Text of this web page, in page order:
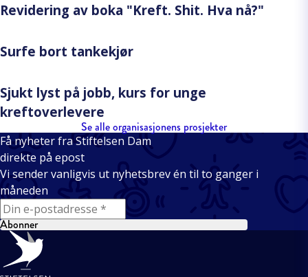
Revidering av boka "Kreft. Shit. Hva nå?"
Surfe bort tankekjør
Sjukt lyst på jobb, kurs for unge
kreftoverlevere
Se alle organisasjonens prosjekter
Få nyheter fra Stiftelsen Dam
direkte på epost
Vi sender vanligvis ut nyhetsbrev én til to ganger i
måneden
E-mail
Abonner
Bunntekst